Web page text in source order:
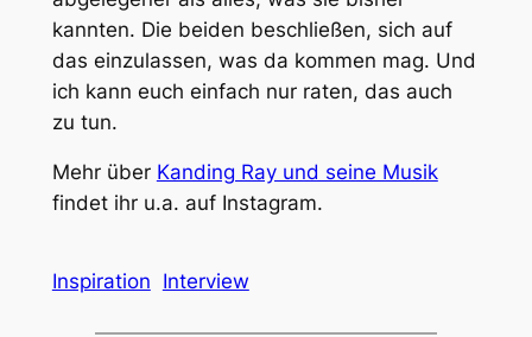
kannten. Die beiden beschließen, sich auf
das einzulassen, was da kommen mag. Und
ich kann euch einfach nur raten, das auch
zu tun.
Mehr über Kanding Ray und seine Musik
findet ihr u.a. auf Instagram.
Inspiration Interview